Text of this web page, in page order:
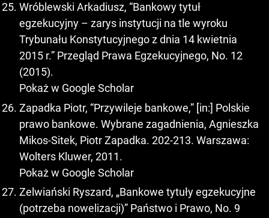
Wróblewski Arkadiusz, “Bankowy tytuł
egzekucyjny – zarys instytucji na tle wyroku
Trybunału Konstytucyjnego z dnia 14 kwietnia
2015 r.” Przegląd Prawa Egzekucyjnego, No. 12
(2015).
Pokaż w Google Scholar
Zapadka Piotr, “Przywileje bankowe,” [in:] Polskie
prawo bankowe. Wybrane zagadnienia, Agnieszka
Mikos-Sitek, Piotr Zapadka. 202-213. Warszawa:
Wolters Kluwer, 2011.
Pokaż w Google Scholar
Zelwiański Ryszard, „Bankowe tytuły egzekucyjne
(potrzeba nowelizacji)” Państwo i Prawo, No. 9